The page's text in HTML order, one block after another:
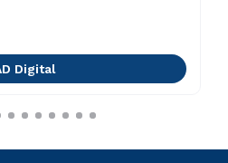
Digital